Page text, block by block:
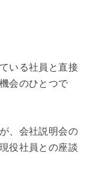
いる社員と直接
会のひとつで
、会社説明会の
役社員との座談